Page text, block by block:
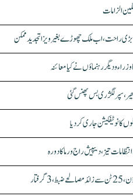
الزامات
و دیگر رہنماؤں نے کیا معائنہ
سپر لگژری بس پھنس گئی
تیز، دیپیش راج ورما کا دورہ